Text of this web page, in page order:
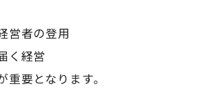
営者の登用
く経営
要となります。